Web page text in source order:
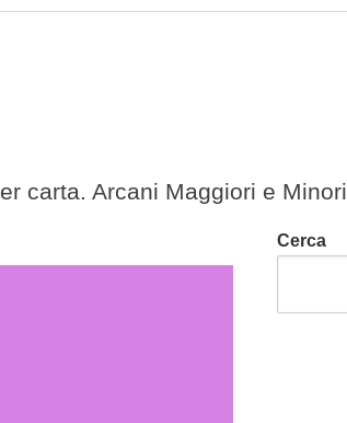
carta. Arcani Maggiori e Minori
Cerca